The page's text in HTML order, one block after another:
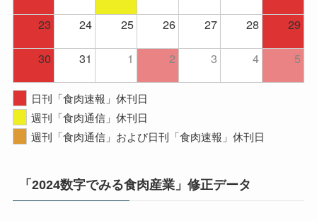
23
24 25 26 27 28
29
30
31 1 2 3 4 5
日刊「食肉速報」休刊日
週刊「食肉通信」休刊日
週刊「食肉通信」および日刊「食肉速報」休刊日
「2024数字でみる食肉産業」修正データ